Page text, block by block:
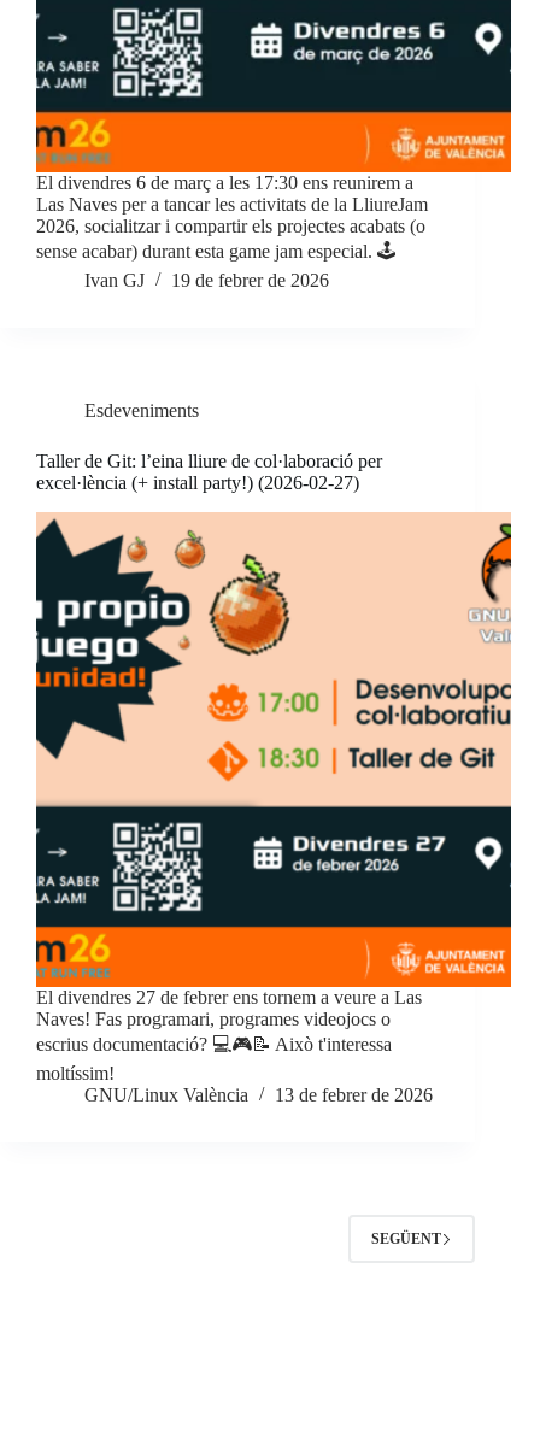
El divendres 6 de març a les 17:30 ens reunirem a
Las Naves per a tancar les activitats de la LliureJam
2026, socialitzar i compartir els projectes acabats (o
sense acabar) durant esta game jam especial. 🕹️
Ivan GJ
19 de febrer de 2026
Esdeveniments
Taller de Git: l’eina lliure de col·laboració per
excel·lència (+ install party!) (2026-02-27)
El divendres 27 de febrer ens tornem a veure a Las
Naves! Fas programari, programes videojocs o
escrius documentació? 💻🎮📝 Això t'interessa
moltíssim!
GNU/Linux València
13 de febrer de 2026
SEGÜENT